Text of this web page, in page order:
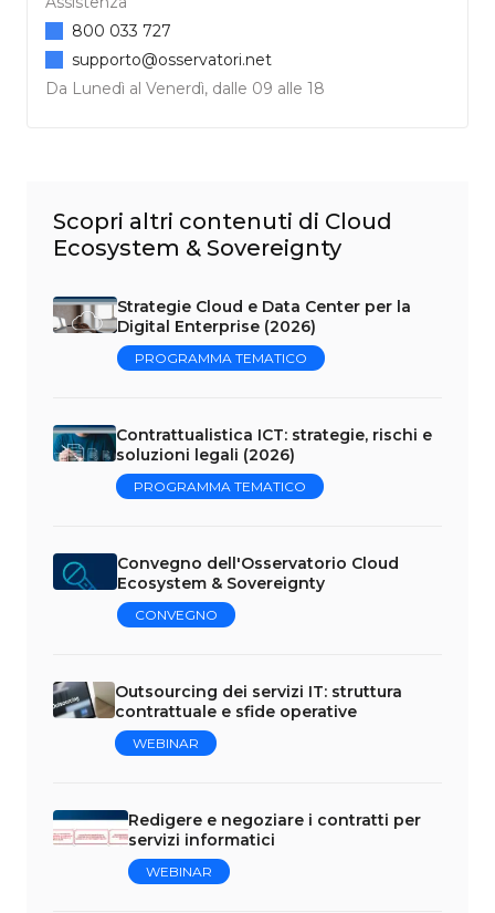
Da Lunedì al Venerdì, dalle 09 alle 18
800 033 727
supporto@osservatori.net
Scopri altri contenuti di Cloud
Ecosystem & Sovereignty
Strategie Cloud e Data Center per la
Digital Enterprise (2026)
PROGRAMMA TEMATICO
Contrattualistica ICT: strategie, rischi e
soluzioni legali (2026)
PROGRAMMA TEMATICO
Convegno dell'Osservatorio Cloud
Ecosystem & Sovereignty
CONVEGNO
Outsourcing dei servizi IT: struttura
contrattuale e sfide operative
WEBINAR
Redigere e negoziare i contratti per
servizi informatici
WEBINAR